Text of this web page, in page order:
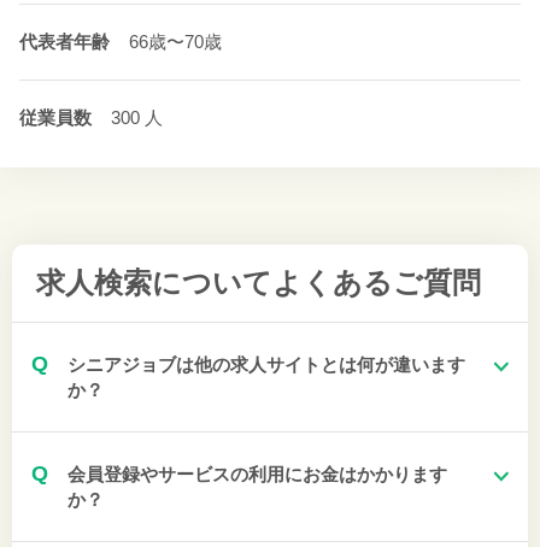
代表者年齢 66歳〜70歳
従業員数 300 人
求人検索について よくあるご質問
Q
シニアジョブは他の求人サイトとは何が違います
か？
Q
会員登録やサービスの利用にお金はかかります
か？